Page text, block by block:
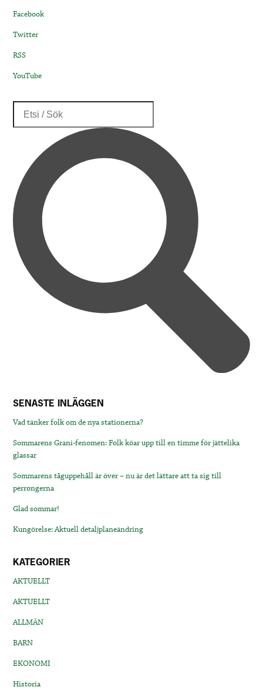
Facebook
Twitter
RSS
YouTube
SENASTE INLÄGGEN
Vad tänker folk om de nya stationerna?
Sommarens Grani-fenomen: Folk köar upp till en timme för jättelika
glassar
Sommarens tåguppehåll är över – nu är det lättare att ta sig till
perrongerna
Glad sommar!
Kungörelse: Aktuell detaljplaneändring
KATEGORIER
AKTUELLT
AKTUELLT
ALLMÄN
BARN
EKONOMI
Historia